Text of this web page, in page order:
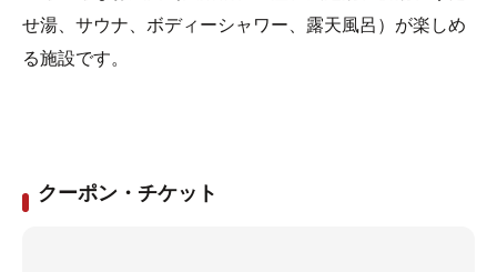
せ湯、サウナ、ボディーシャワー、露天風呂）が楽しめ
る施設です。
クーポン・チケット